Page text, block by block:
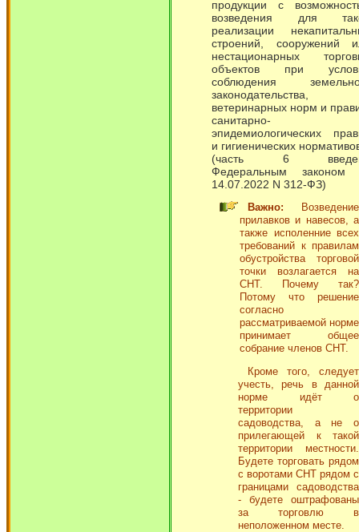
продукции с
возведения для
реализации
строений, сооружений
нестационарных
объектов при
соблюдения
законодательства,
ветеринарных норм и
санитарно-
эпидемиологических
и гигиенических
(часть 6
Федеральным законом
14.07.2022 N 312-ФЗ)
Важно: Возведение
прилавков и навесов, а
также исполенние всех
требований к правилам
обустройства торговой
точки возлагается на
СНТ. Почему так?
Потому что решение
согласно
рассматриваемой норме
принимает общее
собрание членов СНТ.
Кроме того, следует
учесть, речь в данной
норме идёт о
территории
садоводства, а не о
прилегающей к такой
территории местности.
Будете торговать рядом
с воротами СНТ рядом с
границами садоводства
- будете оштрафованы
за торговлю в
неположенном месте.